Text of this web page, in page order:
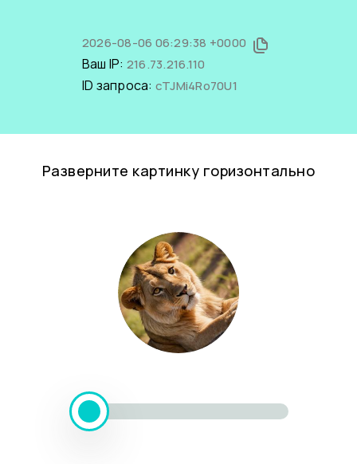
2026-08-06 06:29:38 +0000
Ваш IP: 216.73.216.110
ID запроса: cTJMi4Ro70U1
Разверните картинку горизонтально